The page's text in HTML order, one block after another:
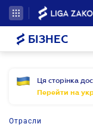
БІЗНЕС
Ця сторінка
Перейти на
Отрасли